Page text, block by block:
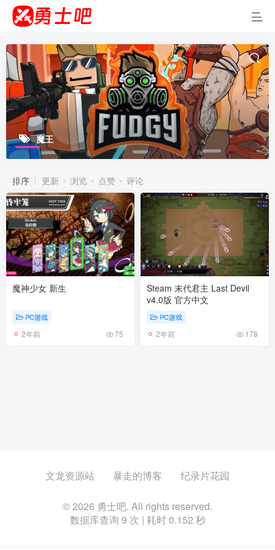
魔王
排序 更新 浏览 点赞 评论
魔神少女 新生
PC游戏
2年前 75
Steam 末代君主 Last Devil
v4.0版 官方中文
PC游戏
2年前 178
文龙资源站 暴走的博客 纪录片花园
© 2026 勇士吧. All rights reserved.
数据库查询 9 次 | 耗时 0.152 秒